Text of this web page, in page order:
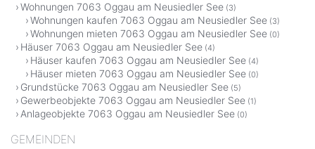
Wohnungen 7063 Oggau am Neusiedler See (3)
Wohnungen kaufen 7063 Oggau am Neusiedler See (3)
Wohnungen mieten 7063 Oggau am Neusiedler See (0)
Häuser 7063 Oggau am Neusiedler See (4)
Häuser kaufen 7063 Oggau am Neusiedler See (4)
Häuser mieten 7063 Oggau am Neusiedler See (0)
Grundstücke 7063 Oggau am Neusiedler See (5)
Gewerbeobjekte 7063 Oggau am Neusiedler See (1)
Anlageobjekte 7063 Oggau am Neusiedler See (0)
GEMEINDEN